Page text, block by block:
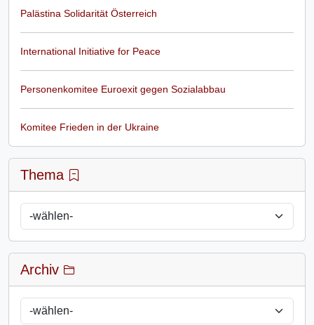
Palästina Solidarität Österreich
International Initiative for Peace
Personenkomitee Euroexit gegen Sozialabbau
Komitee Frieden in der Ukraine
Thema
Archiv